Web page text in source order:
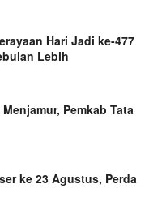
Hari Jadi ke-477
Lebih
Pemkab Tata
ke 23 Agustus, Perda